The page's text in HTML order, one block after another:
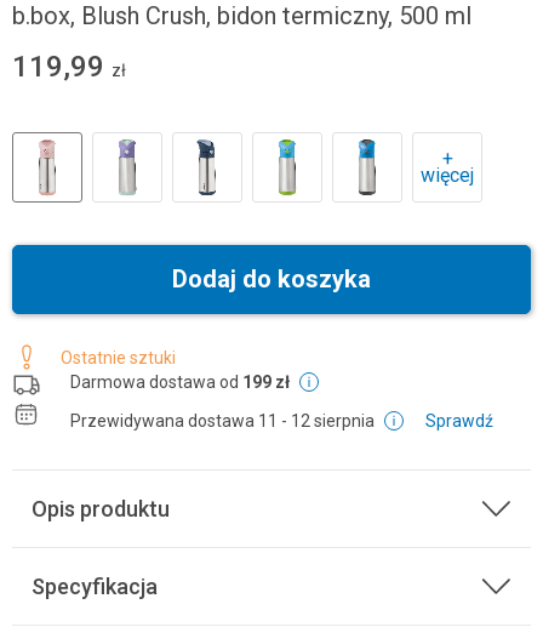
b.box, Blush Crush, bidon termiczny, 500 ml
119,99 zł
+
więcej
Dodaj do koszyka
Ostatnie sztuki
Darmowa dostawa od 199 zł
Przewidywana dostawa 11 - 12 sierpnia Sprawdź
Opis produktu
Specyfikacja